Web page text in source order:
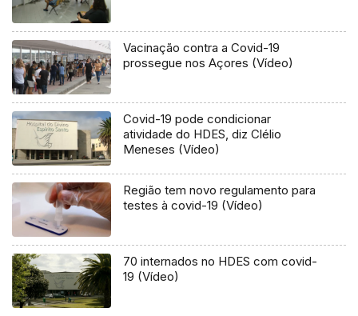
Vacinação contra a Covid-19
prossegue nos Açores (Vídeo)
Covid-19 pode condicionar
atividade do HDES, diz Clélio
Meneses (Vídeo)
Região tem novo regulamento para
testes à covid-19 (Vídeo)
70 internados no HDES com covid-
19 (Vídeo)